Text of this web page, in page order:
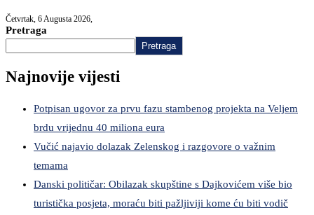
Četvrtak, 6 Augusta 2026,
Pretraga
Pretraga
Najnovije vijesti
Potpisan ugovor za prvu fazu stambenog projekta na Veljem
brdu vrijednu 40 miliona eura
Vučić najavio dolazak Zelenskog i razgovore o važnim
temama
Danski političar: Obilazak skupštine s Dajkovićem više bio
turistička posjeta, moraću biti pažljiviji kome ću biti vodič